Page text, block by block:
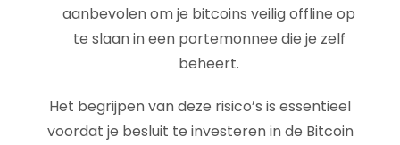
aanbevolen om je bitcoins veilig offline op
te slaan in een portemonnee die je zelf
beheert.
Het begrijpen van deze risico’s is essentieel
voordat je besluit te investeren in de Bitcoin